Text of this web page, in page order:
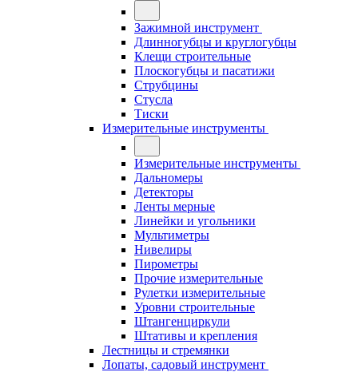
Зажимной инструмент
Длинногубцы и круглогубцы
Клещи строительные
Плоскогубцы и пасатижи
Струбцины
Стусла
Тиски
Измерительные инструменты
Измерительные инструменты
Дальномеры
Детекторы
Ленты мерные
Линейки и угольники
Мультиметры
Нивелиры
Пирометры
Прочие измерительные
Рулетки измерительные
Уровни строительные
Штангенциркули
Штативы и крепления
Лестницы и стремянки
Лопаты, садовый инструмент